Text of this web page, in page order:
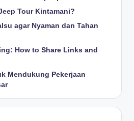
Tour Kintamani?
agar Nyaman dan Tahan
How to Share Links and
Mendukung Pekerjaan